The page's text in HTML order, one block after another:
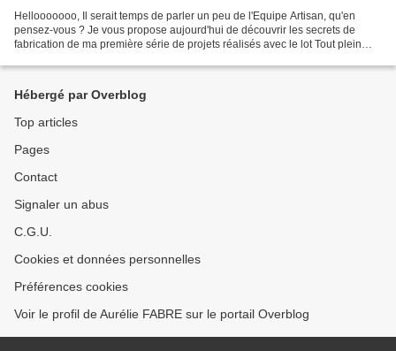
Hellooooooo, Il serait temps de parler un peu de l'Equipe Artisan, qu'en
pensez-vous ? Je vous propose aujourd'hui de découvrir les secrets de
fabrication de ma première série de projets réalisés avec le lot Tout plein
Hébergé par Overblog
Top articles
Pages
Contact
Signaler un abus
C.G.U.
Cookies et données personnelles
Préférences cookies
Voir le profil de Aurélie FABRE sur le portail Overblog